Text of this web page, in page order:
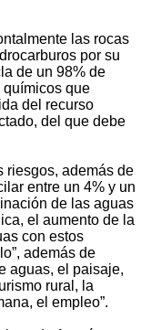
las rocas
por su
de un 98% de
químicos que
del recurso
del que debe
riesgos, además de
entre un 4% y un
de las aguas
el aumento de la
con estos
además de
aguas, el paisaje,
rural, la
el empleo”.